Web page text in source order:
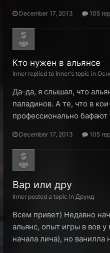
December 17, 2013 105
Кто нужен в альянсе
Inner replied to Inner's topic in
Да-да, я слышал, что
паладинов. А те, что в
профессионально бафают
December 17, 2013 105
Вар или дру
Inner posted a topic in Друид
Всем привет) Недавно
альянс, опыт игры в вов
начала лича), но ванилла